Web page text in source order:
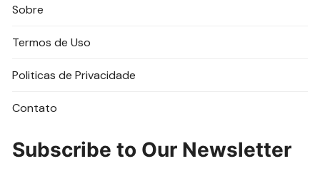
Sobre
Termos de Uso
Politicas de Privacidade
Contato
Subscribe to Our Newsletter